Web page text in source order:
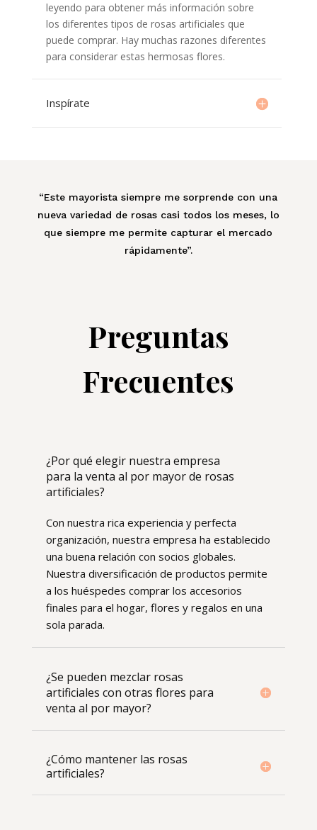
leyendo para obtener más información sobre
los diferentes tipos de rosas artificiales que
puede comprar. Hay muchas razones diferentes
para considerar estas hermosas flores.
Inspírate
“Este mayorista siempre me sorprende con una
nueva variedad de rosas casi todos los meses, lo
que siempre me permite capturar el mercado
rápidamente”.
Preguntas
Frecuentes
¿Por qué elegir nuestra empresa
para la venta al por mayor de rosas
artificiales?
Con nuestra rica experiencia y perfecta
organización, nuestra empresa ha establecido
una buena relación con socios globales.
Nuestra diversificación de productos permite
a los huéspedes comprar los accesorios
finales para el hogar, flores y regalos en una
sola parada.
¿Se pueden mezclar rosas
artificiales con otras flores para
venta al por mayor?
¿Cómo mantener las rosas
artificiales?